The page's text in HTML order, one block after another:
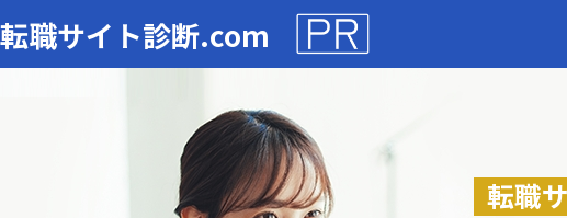
転職サイト診断.com
転職